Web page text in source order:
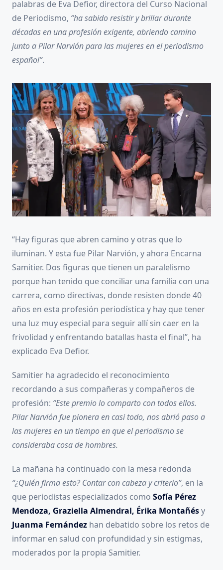
palabras de Eva Defior, directora del Curso Nacional
de Periodismo, “ha sabido resistir y brillar durante
décadas en una profesión exigente, abriendo camino
junto a Pilar Narvión para las mujeres en el periodismo
español”.
“Hay figuras que abren camino y otras que lo
iluminan. Y esta fue Pilar Narvión, y ahora Encarna
Samitier. Dos figuras que tienen un paralelismo
porque han tenido que conciliar una familia con una
carrera, como directivas, donde resisten donde 40
años en esta profesión periodística y hay que tener
una luz muy especial para seguir allí sin caer en la
frivolidad y enfrentando batallas hasta el final”, ha
explicado Eva Defior.
Samitier ha agradecido el reconocimiento
recordando a sus compañeras y compañeros de
profesión: “Este premio lo comparto con todos ellos.
Pilar Narvión fue pionera en casi todo, nos abrió paso a
las mujeres en un tiempo en que el periodismo se
consideraba cosa de hombres.
La mañana ha continuado con la mesa redonda
“¿Quién firma esto? Contar con cabeza y criterio”, en la
que periodistas especializados como Sofía Pérez
Mendoza, Graziella Almendral, Érika Montañésy
Juanma Fernández han debatido sobre los retos de
informar en salud con profundidad y sin estigmas,
moderados por la propia Samitier.